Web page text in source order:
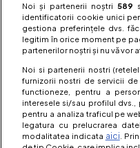
Noi și partenerii noștri 589
identificatorii cookie unici
gestiona preferințele dvs.
legitim în orice moment pe
partenerilor noștri și nu vă vor
Noi si partenerii nostri
furnizorii nostri de servicii
functioneze, pentru a
interesele si/sau profilul
pentru a analiza traficul pe
legatura cu prelucrarea
modalitatea indicata aici .